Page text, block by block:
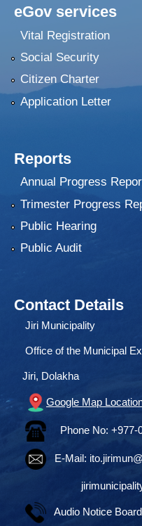
eGov services
Vital Registration
Social Security
Citizen Charter
Application Letter
Reports
Annual Progress
Trimester Progress
Public Hearing
Public Audit
Contact Details
Jiri Municipality
Office of the Municipal
Jiri, Dolakha
Google Map
Phone No: +977-
E-Mail:
Audio Notice